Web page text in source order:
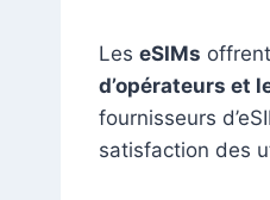
k
Les eSIMs
d’opérateurs et
fournisseurs
satisfaction des